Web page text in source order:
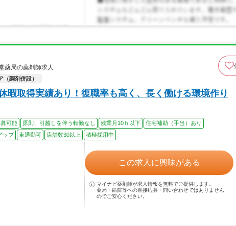
局の薬剤師求人
（調剤併設）
暇取得実績あり！復職率も高く、長く働ける環境作り
可能 原則、引越しを伴う転勤なし 残業月10ｈ以下
住宅補助（手当）あり
ップ 車通勤可 店舗数30以上 積極採用中
この求人に興味がある
マイナビ薬剤師が求人情報を無料でご提供します。
薬局・病院等への直接応募・問い合わせではありません
のでご安心ください。